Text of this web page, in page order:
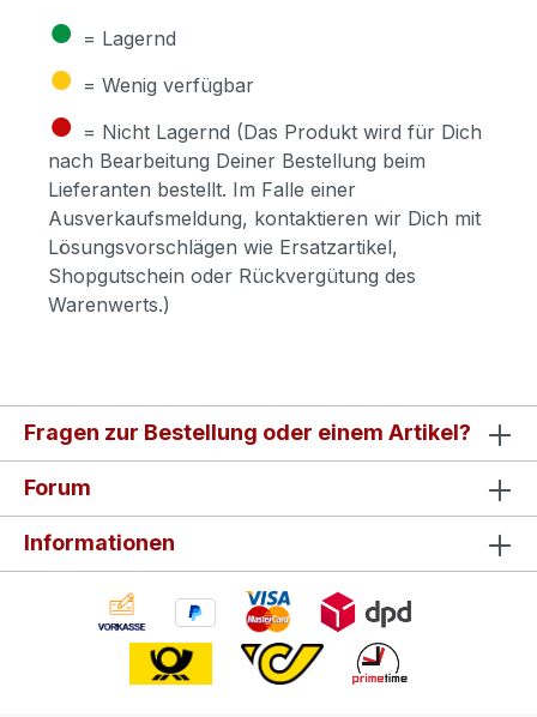
● = Lagernd
● = Wenig verfügbar
● = Nicht Lagernd (Das Produkt wird für Dich
nach Bearbeitung Deiner Bestellung beim
Lieferanten bestellt. Im Falle einer
Ausverkaufsmeldung, kontaktieren wir Dich mit
Lösungsvorschlägen wie Ersatzartikel,
Shopgutschein oder Rückvergütung des
Warenwerts.)
Fragen zur Bestellung oder einem Artikel?
Forum
Informationen